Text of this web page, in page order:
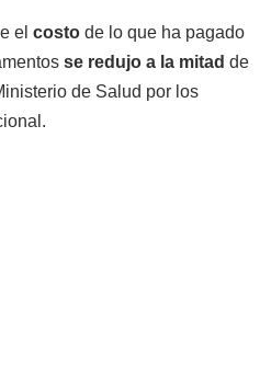
el costo de lo que ha pagado
se redujo a la mitad de
de Salud por los